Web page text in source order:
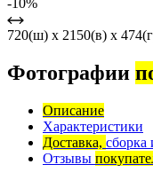
-10%
720(ш) x 2150(в) x
Фотографии
Описание
Характеристики
Доставка, сборка
Отзывы